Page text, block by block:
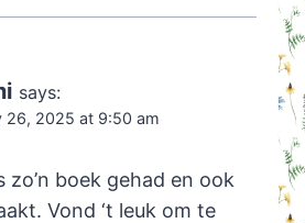
says:
26, 2025 at 9:50 am
zo’n boek gehad en ook
Vond ‘t leuk om te